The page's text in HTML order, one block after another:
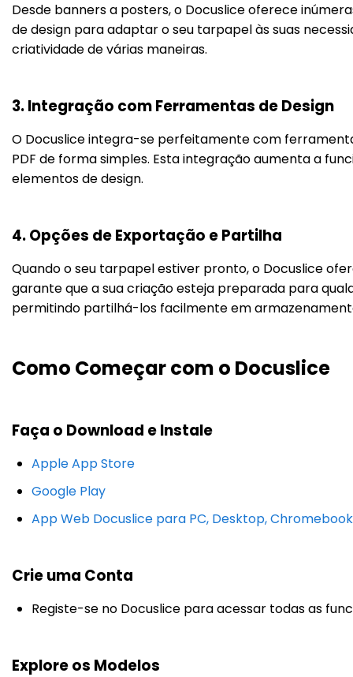
Desde banners a posters, o Docuslice oferece
de design para adaptar o seu tarpapel às suas
criatividade de várias maneiras.
3. Integração com Ferramentas de Design
O Docuslice integra-se perfeitamente com
PDF de forma simples. Esta integração aumenta a
elementos de design.
4. Opções de Exportação e Partilha
Quando o seu tarpapel estiver pronto, o Docuslice
garante que a sua criação esteja preparada para
permitindo partilhá-los facilmente em
Como Começar com o Docuslice
Faça o Download e Instale
Apple App Store
Google Play
App Web Docuslice para PC, Desktop, Chromebook
Crie uma Conta
Registe-se no Docuslice para acessar todas as
Explore os Modelos